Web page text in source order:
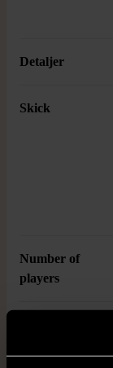
Detaljer
Skick
Number of
players